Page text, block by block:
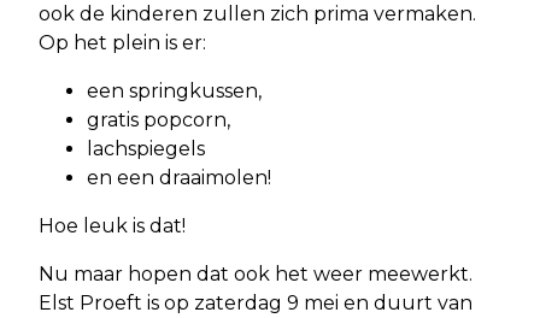
ook de kinderen zullen zich prima vermaken.
Op het plein is er:
een springkussen,
gratis popcorn,
lachspiegels
en een draaimolen!
Hoe leuk is dat!
Nu maar hopen dat ook het weer meewerkt.
Elst Proeft is op zaterdag 9 mei en duurt van